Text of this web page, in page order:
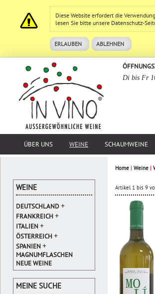
Diese Website erfordert die
lesen Sie bitte unsere Datenschutz-
ERLAUBEN ABLEHNEN
Di bis Fr
ÜBER UNS WEINE SCHAUMWEINE
Home | Weine |
Artikel 1 bis 9
WEINE
DEUTSCHLAND+
FRANKREICH+
ITALIEN+
ÖSTERREICH+
SPANIEN+
MAGNUMFLASCHEN
NEUE WEINE
MEINE SUCHE